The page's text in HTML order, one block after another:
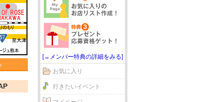
[→メンバー特典の詳細をみる]
お気に入り
行きたいイベント